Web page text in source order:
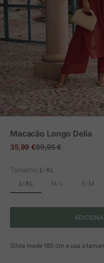
Macacão Longo Delia
Preço em promoção
35,99 €Preço normal
89,95 €
Tamanho:L-XL
L-XL M-L S-M
Silvia mede 180 cm e usa o